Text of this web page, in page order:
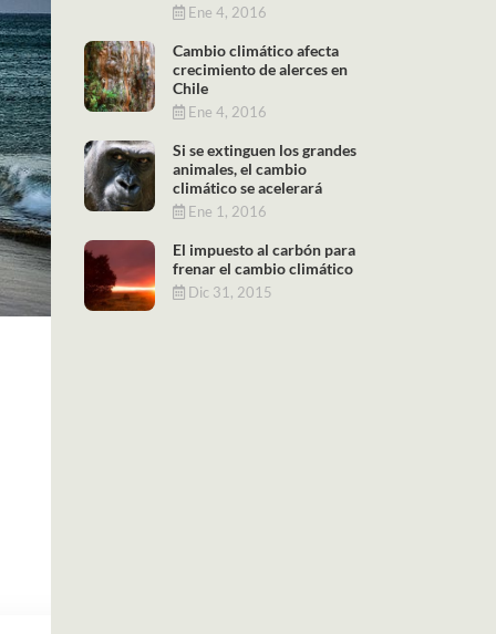
Ene 4, 2016
Cambio climático afecta
crecimiento de alerces en
Chile
Ene 4, 2016
Si se extinguen los grandes
animales, el cambio
climático se acelerará
Ene 1, 2016
El impuesto al carbón para
frenar el cambio climático
Dic 31, 2015